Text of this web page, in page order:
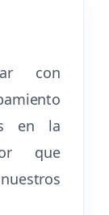
con
en la
que